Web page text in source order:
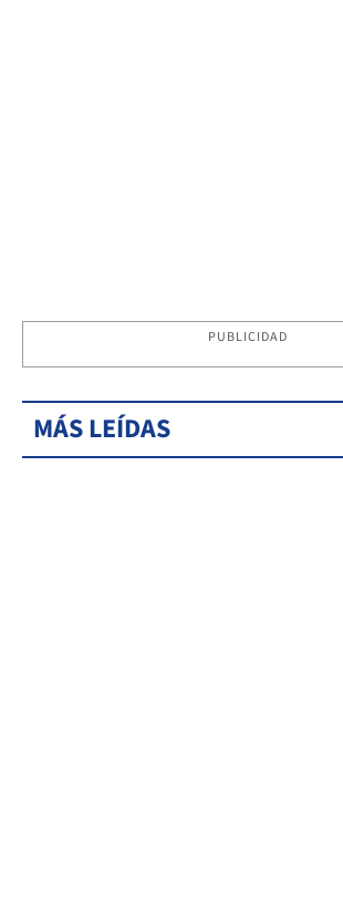
PUBLICIDAD
MÁS LEÍDAS